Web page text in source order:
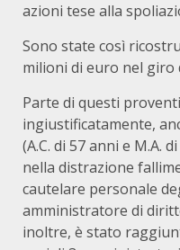
azioni tese alla
Sono state così
milioni di euro nel giro
Parte di questi
ingiustificatamente,
(A.C. di 57 anni e M.A.
nella distrazione
cautelare personale
amministratore di
inoltre, è stato